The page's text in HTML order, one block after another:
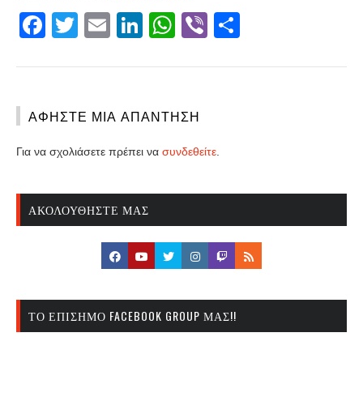
Facebook
Twitter
EmailLinkedIn
WhatsApp
Viber
ΑΦΉΣΤΕ ΜΙΑ ΑΠΆΝΤΗΣΗ
Για να σχολιάσετε πρέπει να συνδεθείτε
ΑΚΟΛΟΥΘΉΣΤΕ ΜΑΣ
ΤΟ ΕΠΊΣΗΜΟ FACEBOOK GROUP ΜΑΣ!!